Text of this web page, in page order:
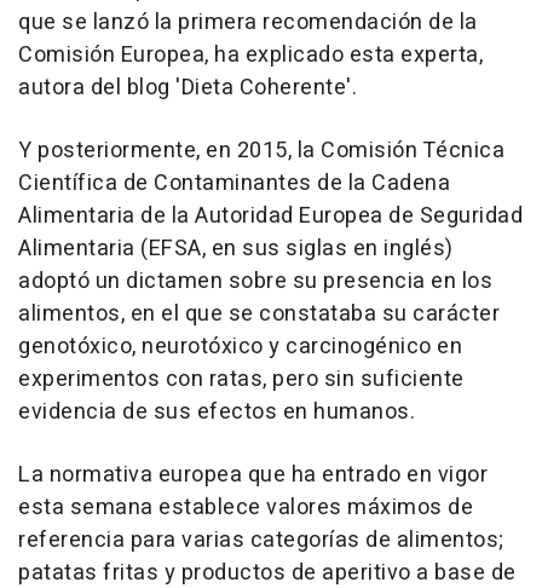
que se lanzó la primera recomendación de la
Comisión Europea, ha explicado esta experta,
autora del blog 'Dieta Coherente'.
Y posteriormente, en 2015, la Comisión Técnica
Científica de Contaminantes de la Cadena
Alimentaria de la Autoridad Europea de Seguridad
Alimentaria (EFSA, en sus siglas en inglés)
adoptó un dictamen sobre su presencia en los
alimentos, en el que se constataba su carácter
genotóxico, neurotóxico y carcinogénico en
experimentos con ratas, pero sin suficiente
evidencia de sus efectos en humanos.
La normativa europea que ha entrado en vigor
esta semana establece valores máximos de
referencia para varias categorías de alimentos;
patatas fritas y productos de aperitivo a base de